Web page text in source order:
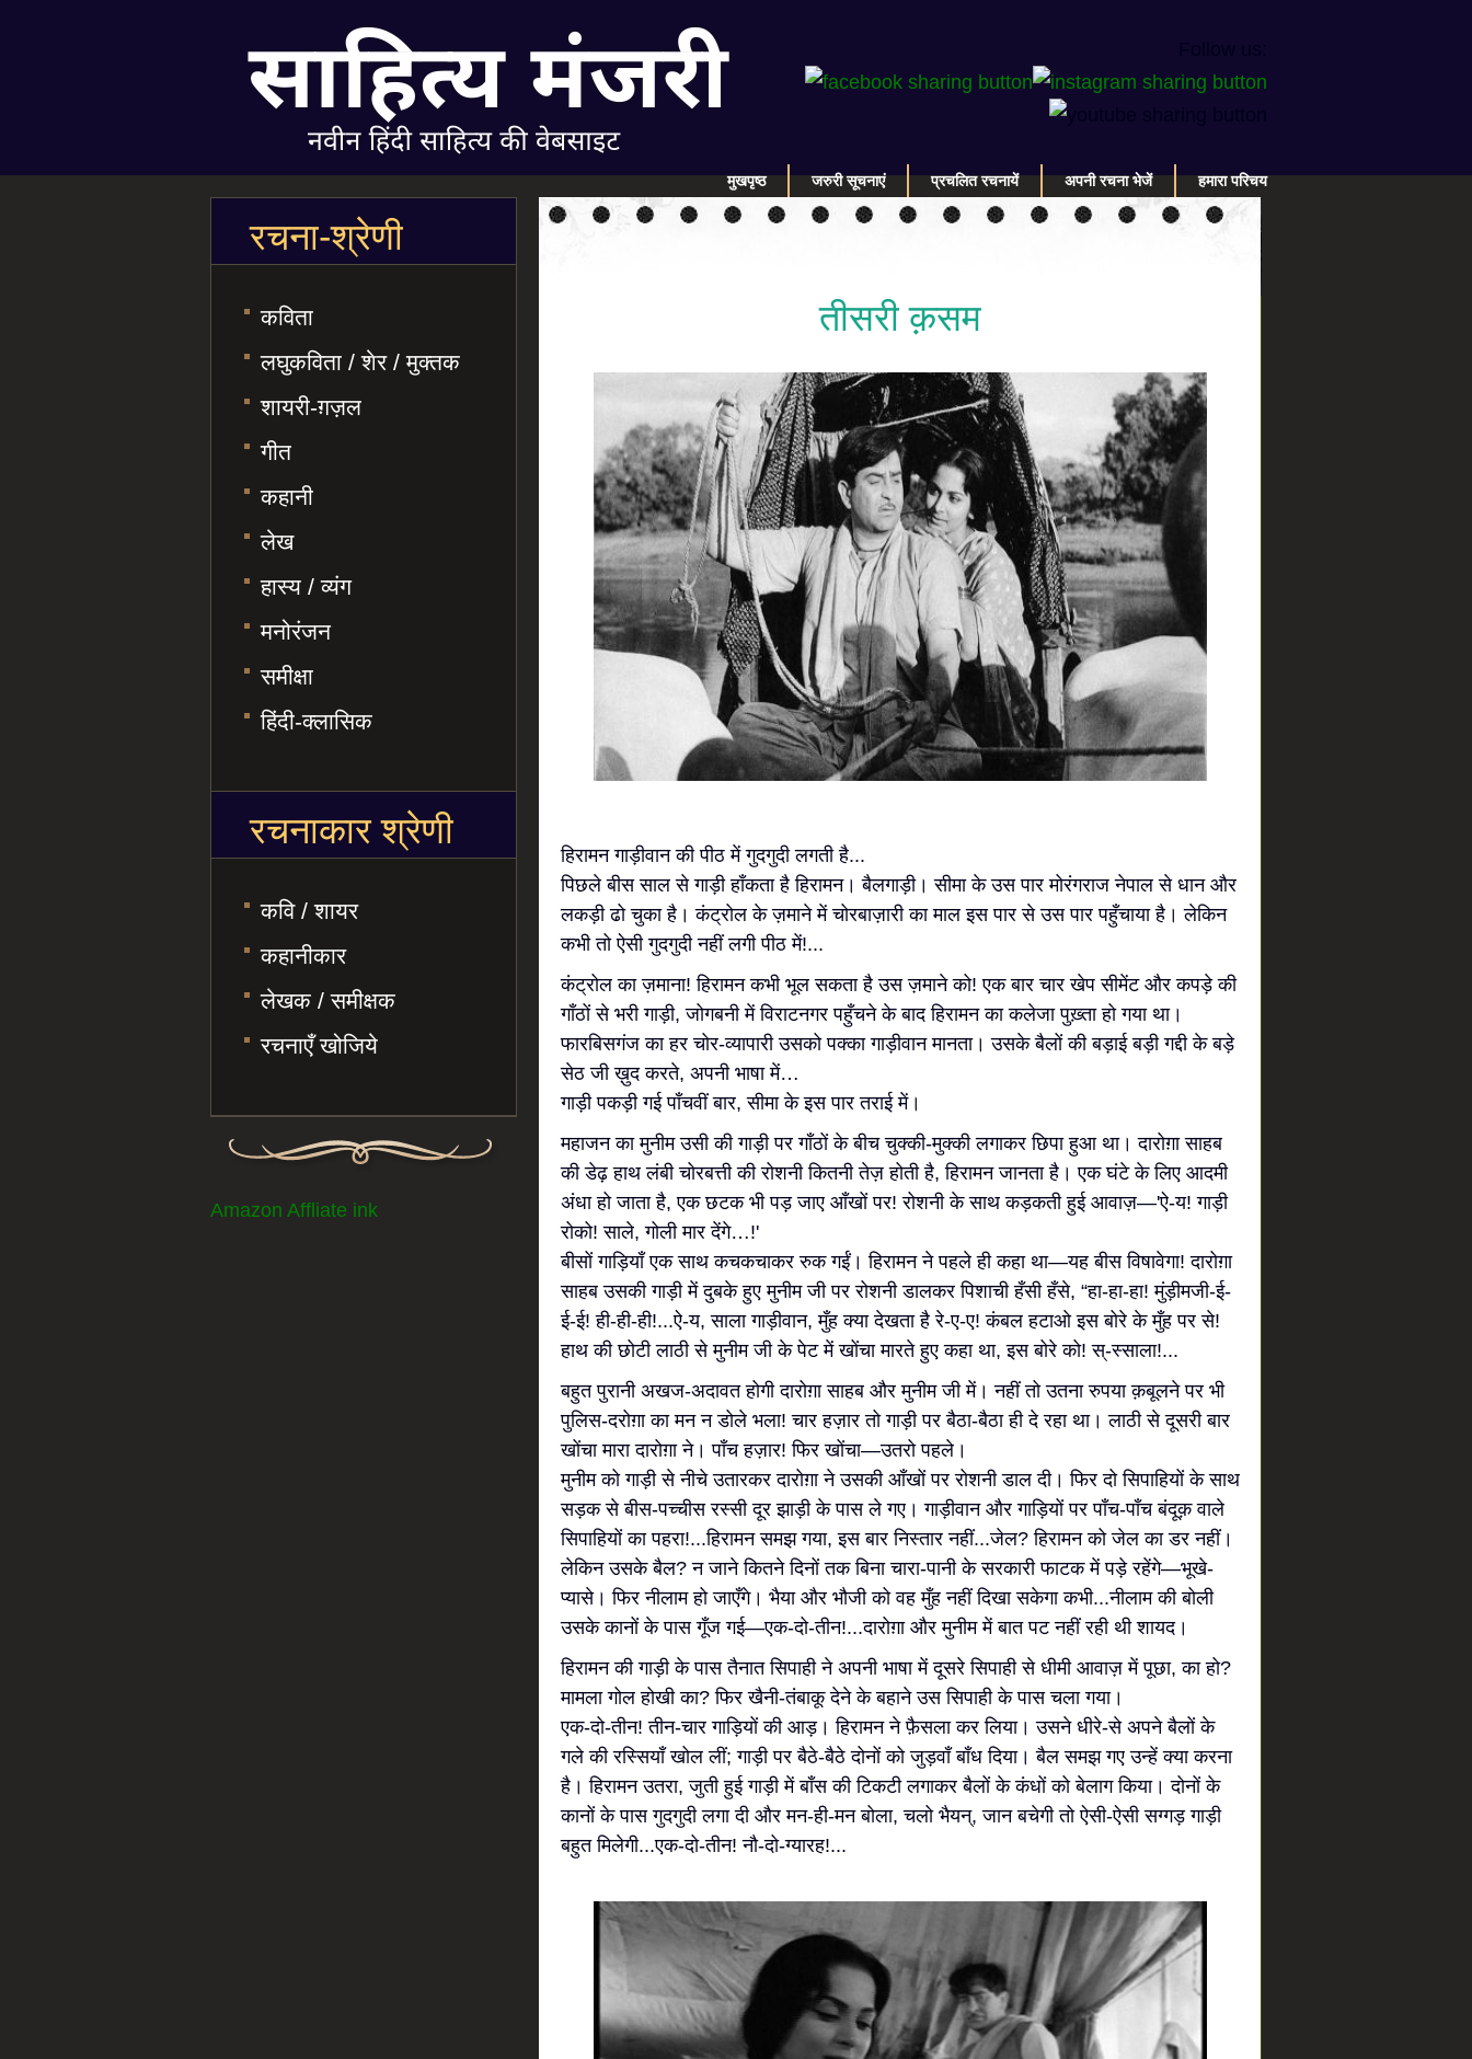
मुखपृष्ठ जरुरी सूचनाएं प्रचलित रचनायें अपनी रचना भेजें हमारा परिचय
तीसरी क़सम
हिरामन गाड़ीवान की पीठ में गुदगुदी लगती है...
पिछले बीस साल से गाड़ी हाँकता है हिरामन। बैलगाड़ी। सीमा के उस पार मोरंगराज नेपाल से धान और
लकड़ी ढो चुका है। कंट्रोल के ज़माने में चोरबाज़ारी का माल इस पार से उस पार पहुँचाया है। लेकिन
कभी तो ऐसी गुदगुदी नहीं लगी पीठ में!...
कंट्रोल का ज़माना! हिरामन कभी भूल सकता है उस ज़माने को! एक बार चार खेप सीमेंट और कपड़े की
गाँठों से भरी गाड़ी, जोगबनी में विराटनगर पहुँचने के बाद हिरामन का कलेजा पुख़्ता हो गया था।
फारबिसगंज का हर चोर-व्यापारी उसको पक्का गाड़ीवान मानता। उसके बैलों की बड़ाई बड़ी गद्दी के बड़े
सेठ जी ख़ुद करते, अपनी भाषा में…
गाड़ी पकड़ी गई पाँचवीं बार, सीमा के इस पार तराई में।
महाजन का मुनीम उसी की गाड़ी पर गाँठों के बीच चुक्की-मुक्की लगाकर छिपा हुआ था। दारोग़ा साहब
की डेढ़ हाथ लंबी चोरबत्ती की रोशनी कितनी तेज़ होती है, हिरामन जानता है। एक घंटे के लिए आदमी
अंधा हो जाता है, एक छटक भी पड़ जाए आँखों पर! रोशनी के साथ कड़कती हुई आवाज़—'ऐ-य! गाड़ी
रोको! साले, गोली मार देंगे…!'
बीसों गाड़ियाँ एक साथ कचकचाकर रुक गईं। हिरामन ने पहले ही कहा था—यह बीस विषावेगा! दारोग़ा
साहब उसकी गाड़ी में दुबके हुए मुनीम जी पर रोशनी डालकर पिशाची हँसी हँसे, “हा-हा-हा! मुंड़ीमजी-ई-
ई-ई! ही-ही-ही!...ऐ-य, साला गाड़ीवान, मुँह क्या देखता है रे-ए-ए! कंबल हटाओ इस बोरे के मुँह पर से!
हाथ की छोटी लाठी से मुनीम जी के पेट में खोंचा मारते हुए कहा था, इस बोरे को! स्-स्साला!...
बहुत पुरानी अखज-अदावत होगी दारोग़ा साहब और मुनीम जी में। नहीं तो उतना रुपया क़बूलने पर भी
पुलिस-दरोग़ा का मन न डोले भला! चार हज़ार तो गाड़ी पर बैठा-बैठा ही दे रहा था। लाठी से दूसरी बार
खोंचा मारा दारोग़ा ने। पाँच हज़ार! फिर खोंचा—उतरो पहले।
मुनीम को गाड़ी से नीचे उतारकर दारोग़ा ने उसकी आँखों पर रोशनी डाल दी। फिर दो सिपाहियों के साथ
सड़क से बीस-पच्चीस रस्सी दूर झाड़ी के पास ले गए। गाड़ीवान और गाड़ियों पर पाँच-पाँच बंदूक़ वाले
सिपाहियों का पहरा!...हिरामन समझ गया, इस बार निस्तार नहीं...जेल? हिरामन को जेल का डर नहीं।
लेकिन उसके बैल? न जाने कितने दिनों तक बिना चारा-पानी के सरकारी फाटक में पड़े रहेंगे—भूखे-
प्यासे। फिर नीलाम हो जाएँगे। भैया और भौजी को वह मुँह नहीं दिखा सकेगा कभी...नीलाम की बोली
उसके कानों के पास गूँज गई—एक-दो-तीन!...दारोग़ा और मुनीम में बात पट नहीं रही थी शायद।
हिरामन की गाड़ी के पास तैनात सिपाही ने अपनी भाषा में दूसरे सिपाही से धीमी आवाज़ में पूछा, का हो?
मामला गोल होखी का? फिर खैनी-तंबाकू देने के बहाने उस सिपाही के पास चला गया।
एक-दो-तीन! तीन-चार गाड़ियों की आड़। हिरामन ने फ़ैसला कर लिया। उसने धीरे-से अपने बैलों के
गले की रस्सियाँ खोल लीं; गाड़ी पर बैठे-बैठे दोनों को जुड़वाँ बाँध दिया। बैल समझ गए उन्हें क्या करना
है। हिरामन उतरा, जुती हुई गाड़ी में बाँस की टिकटी लगाकर बैलों के कंधों को बेलाग किया। दोनों के
कानों के पास गुदगुदी लगा दी और मन-ही-मन बोला, चलो भैयन्, जान बचेगी तो ऐसी-ऐसी सग्गड़ गाड़ी
बहुत मिलेगी...एक-दो-तीन! नौ-दो-ग्यारह!...
रचना-श्रेणी
कविता
लघुकविता / शेर / मुक्तक
शायरी-ग़ज़ल
गीत
कहानी
लेख
हास्य / व्यंग
मनोरंजन
समीक्षा
हिंदी-क्लासिक
रचनाकार श्रेणी
कवि / शायर
कहानीकार
लेखक / समीक्षक
रचनाएँ खोजिये
Amazon Affliate ink